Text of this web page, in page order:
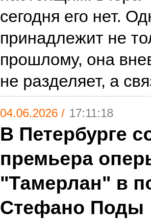
сегодня его нет.
принадлежит не
прошлому, она
не разделяет, а
04.06.2026 / 17:11:18
В Петербурге
премьера
"Тамерлан" в
Стефано Поды